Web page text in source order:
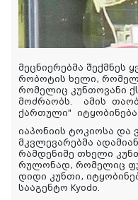
მეცნიერებმა შექმნეს
რობოტის ხელი,
რომელიც კუნთოვანი
მოძრაობს.
ამის
ქართული" იტყობინება.
იაპონიის ტოკიოსა და
მკვლევარებმა
რამდენიმე თხელი
რულონად, რომელიც
დიდი კუნთი,
სააგენტო Kyodo.